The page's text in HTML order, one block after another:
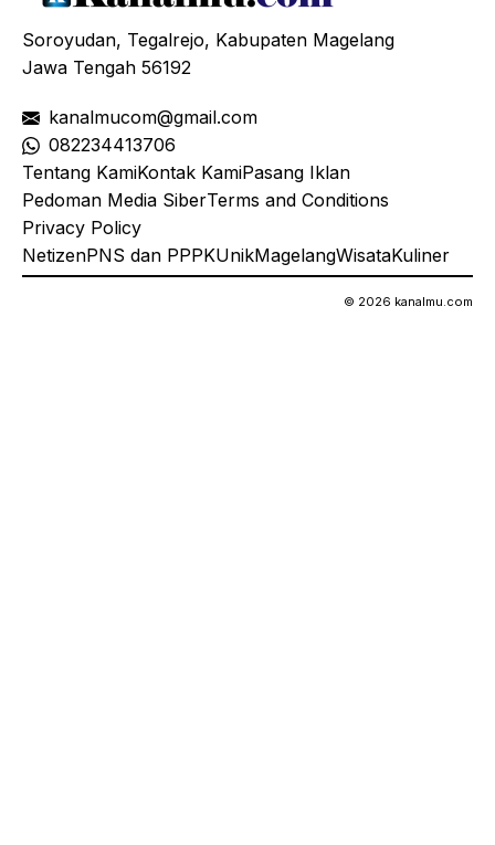
Soroyudan, Tegalrejo, Kabupaten Magelang
Jawa Tengah 56192
kanalmucom@gmail.com
082234413706
Tentang KamiKontak KamiPasang Iklan
Pedoman Media SiberTerms and Conditions
Privacy Policy
NetizenPNS dan PPPKUnikMagelangWisataKuliner
© 2026 kanalmu.com